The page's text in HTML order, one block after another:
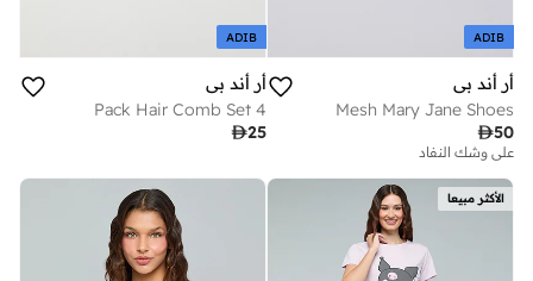
ADIB
أر أند بي
Mesh Mary Jane Shoes
50
على وشك النفاد
ADIB
أر أند بي
4 Pack Hair Comb Set
25
الأكثر مبيعا